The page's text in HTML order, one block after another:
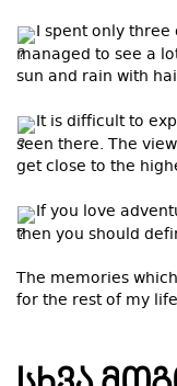
I spent only
managed to see a
sun and rain with
It is difficult to
seen there. The
get close to the
If you love
then you should
The memories
for the rest of my